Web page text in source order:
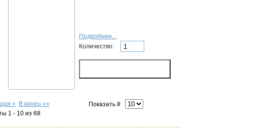
Подробнее...
Количество:
» В конец »»
Показать #
1 - 10 из 68